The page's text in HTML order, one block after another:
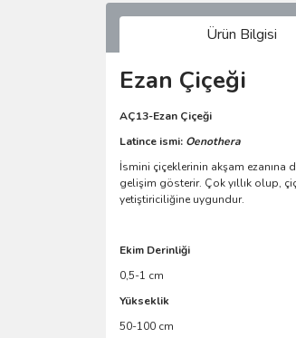
Ürün Bilgisi
Ezan Çiçeği
AÇ13-Ezan Çiçeği
Latince ismi: Oenothera
İsmini çiçeklerinin akşam ezanına
gelişim gösterir. Çok yıllık olup,
yetiştiriciliğine uygundur.
Ekim Derinliği
0,5-1 cm
Yükseklik
50-100 cm